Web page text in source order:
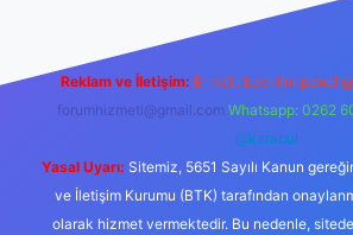
Reklam ve İletişim: E-mail:
forumhizmeti@gmail.com Whatsapp: 0262
@karabul
Yasal Uyarı: Sitemiz, 5651 Sayılı Kanun
ve İletişim Kurumu (BTK) tarafından
olarak hizmet vermektedir. Bu nedenle,